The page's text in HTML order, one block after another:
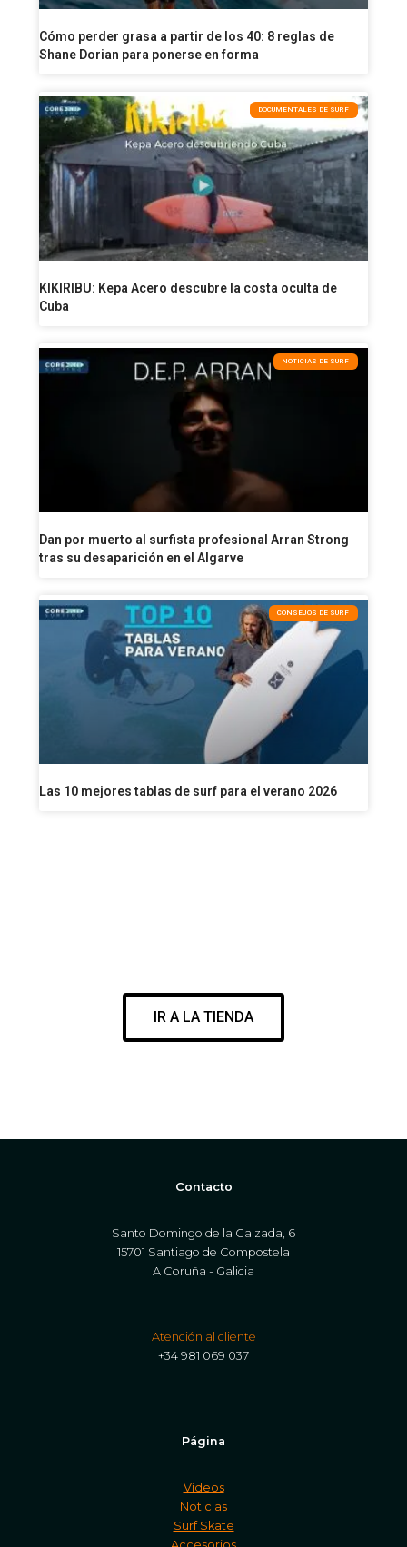
Cómo perder grasa a partir de los 40: 8 reglas de
Shane Dorian para ponerse en forma
DOCUMENTALES DE SURF
KIKIRIBU: Kepa Acero descubre la costa oculta de
Cuba
NOTICIAS DE SURF
Dan por muerto al surfista profesional Arran Strong
tras su desaparición en el Algarve
CONSEJOS DE SURF
Las 10 mejores tablas de surf para el verano 2026
IR A LA TIENDA
Contacto
Santo Domingo de la Calzada, 6
15701 Santiago de Compostela
A Coruña - Galicia
Atención al cliente
+34 981 069 037
Página
Vídeos
Noticias
Surf Skate